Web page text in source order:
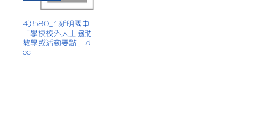
4) 580_1.新明國中
「學校校外人士協助
教學或活動要點」.d
oc